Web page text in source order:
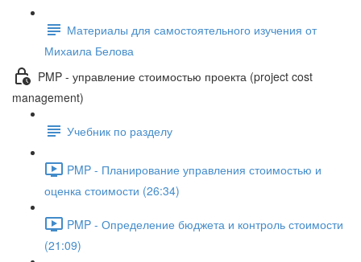
Материалы для самостоятельного изучения от
Михаила Белова
PMP - управление стоимостью проекта (project cost
management)
Учебник по разделу
PMP - Планирование управления стоимостью и
оценка стоимости (26:34)
PMP - Определение бюджета и контроль стоимости
(21:09)